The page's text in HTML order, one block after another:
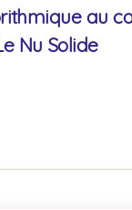
au
Nu Solide